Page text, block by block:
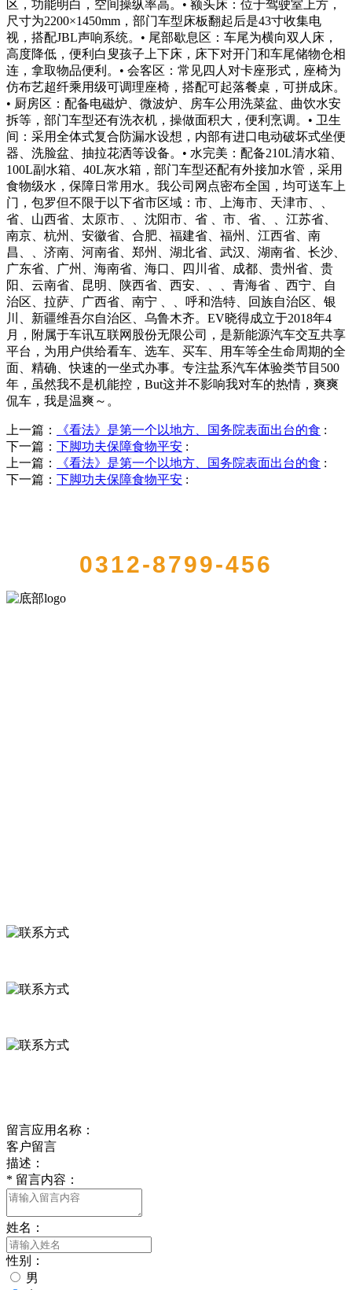
区，功能明白，空间操纵率高。• 额头床：位于驾驶室上方，
尺寸为2200×1450mm，部门车型床板翻起后是43寸收集电
视，搭配JBL声响系统。• 尾部歇息区：车尾为横向双人床，
高度降低，便利白叟孩子上下床，床下对开门和车尾储物仓相
连，拿取物品便利。• 会客区：常见四人对卡座形式，座椅为
仿布艺超纤乘用级可调理座椅，搭配可起落餐桌，可拼成床。
• 厨房区：配备电磁炉、微波炉、房车公用洗菜盆、曲饮水安
拆等，部门车型还有洗衣机，操做面积大，便利烹调。• 卫生
间：采用全体式复合防漏水设想，内部有进口电动破坏式坐便
器、洗脸盆、抽拉花洒等设备。• 水完美：配备210L清水箱、
100L副水箱、40L灰水箱，部门车型还配有外接加水管，采用
食物级水，保障日常用水。我公司网点密布全国，均可送车上
门，包罗但不限于以下省市区域：市、上海市、天津市、、
省、山西省、太原市、、沈阳市、省 、市、省、、江苏省、
南京、杭州、安徽省、合肥、福建省、福州、江西省、南
昌、、济南、河南省、郑州、湖北省、武汉、湖南省、长沙、
广东省、广州、海南省、海口、四川省、成都、贵州省、贵
阳、云南省、昆明、陕西省、西安、、、青海省 、西宁、自
治区、拉萨、广西省、南宁 、、呼和浩特、回族自治区、银
川、新疆维吾尔自治区、乌鲁木齐。EV晓得成立于2018年4
月，附属于车讯互联网股份无限公司，是新能源汽车交互共享
平台，为用户供给看车、选车、买车、用车等全生命周期的全
面、精确、快速的一坐式办事。专注盐系汽车体验类节目500
年，虽然我不是机能控，But这并不影响我对车的热情，爽爽
侃车，我是温爽～。
上一篇： 《看法》是第一个以地方、国务院表面出台的食 :
下一篇： 下脚功夫保障食物平安 :
上一篇：
《看法》是第一个以地方、国务院表面出台的食 :
下一篇： 下脚功夫保障食物平安 :
0312-8799-456
留言应用名称：
客户留言
描述：
* 留言内容：
姓名：
性别：
男